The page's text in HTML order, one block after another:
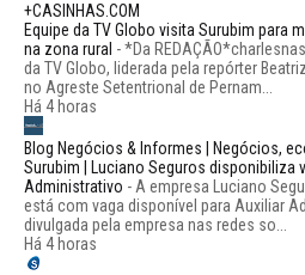
+CASINHAS.COM
Equipe da TV Globo visita Surubim para
na zona rural -*Da
da TV Globo, liderada pela repórter
no Agreste Setentrional de Pernam...
Há 4 horas
Blog Negócios & Informes | Negócios,
Surubim | Luciano Seguros disponibiliza
Administrativo - A empresa Luciano
está com vaga disponível para Auxiliar
divulgada pela empresa nas redes so...
Há 4 horas